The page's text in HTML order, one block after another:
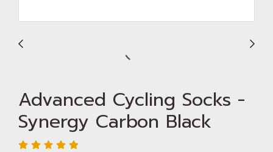
Advanced Cycling Socks -
Synergy Carbon Black